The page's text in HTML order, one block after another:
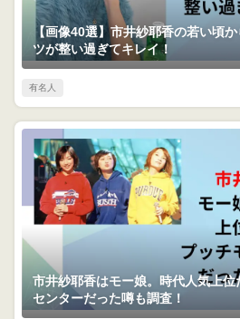
有名人
【画像40選】市井紗耶香の若い頃
ツが整い過ぎてキレイ！
市井紗耶香はモー娘。時代人気上
センターだった噂も調査！